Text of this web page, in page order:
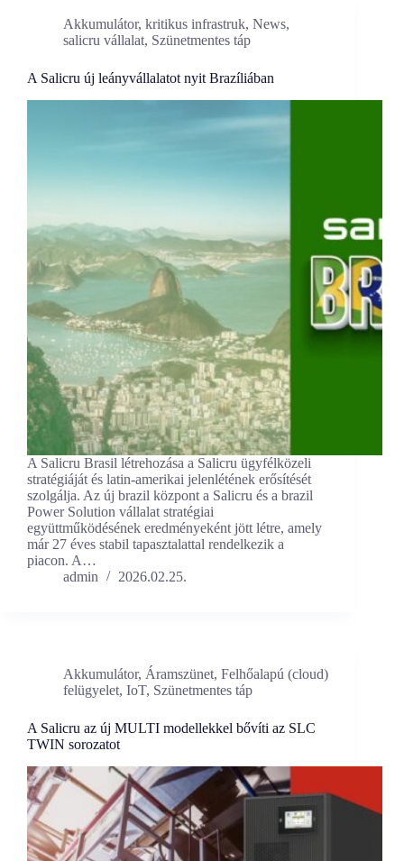
Akkumulátor, kritikus infrastruk, News,
salicru vállalat, Szünetmentes táp
A Salicru új leányvállalatot nyit Brazíliában
A Salicru Brasil létrehozása a Salicru ügyfélközeli
stratégiáját és latin-amerikai jelenlétének erősítését
szolgálja. Az új brazil központ a Salicru és a brazil
Power Solution vállalat stratégiai
együttműködésének eredményeként jött létre, amely
már 27 éves stabil tapasztalattal rendelkezik a
piacon. A…
admin
2026.02.25.
Akkumulátor, Áramszünet, Felhőalapú (cloud)
felügyelet, IoT, Szünetmentes táp
A Salicru az új MULTI modellekkel bővíti az SLC
TWIN sorozatot